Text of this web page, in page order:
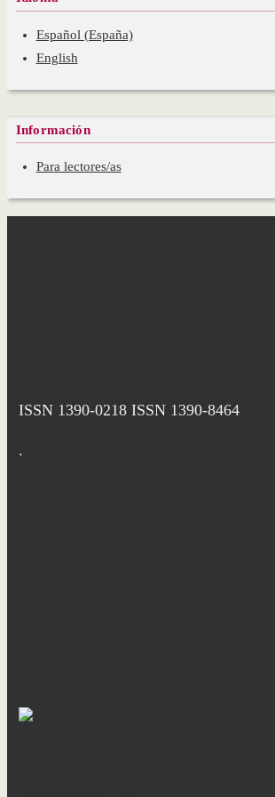
Español (España)
English
Información
Para lectores/as
ISSN 1390-0218 ISSN 1390-8464
.